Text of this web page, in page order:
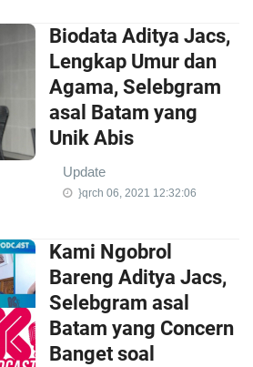
Biodata Aditya Jacs,
Lengkap Umur dan
Agama, Selebgram
asal Batam yang
Unik Abis
Update
}qrch 06, 2021 12:32:06
Kami Ngobrol
Bareng Aditya Jacs,
Selebgram asal
Batam yang Concern
Banget soal